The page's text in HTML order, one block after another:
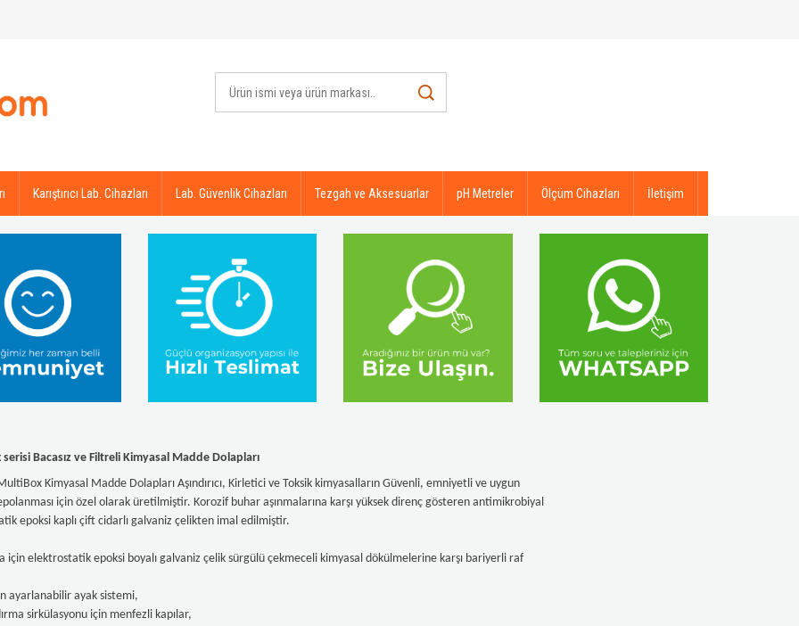
Karıştırıcı Lab. Cihazları Lab. Güvenlik Cihazları Tezgah ve Aksesuarlar pH Metreler Ölçüm Cihazları İletişim
Bacasız ve Filtreli Kimyasal Madde Dolapları
Kimyasal Madde Dolapları Aşındırıcı, Kirletici ve Toksik kimyasalların Güvenli, emniyetli ve uygun
için özel olarak üretilmiştir. Korozif buhar aşınmalarına karşı yüksek direnç gösteren antimikrobiyal
epoksi kaplı çift cidarlı galvaniz çelikten imal edilmiştir.
için elektrostatik epoksi boyalı galvaniz çelik sürgülü çekmeceli kimyasal dökülmelerine karşı bariyerli raf
ayarlanabilir ayak sistemi,
sirkülasyonu için menfezli kapılar,